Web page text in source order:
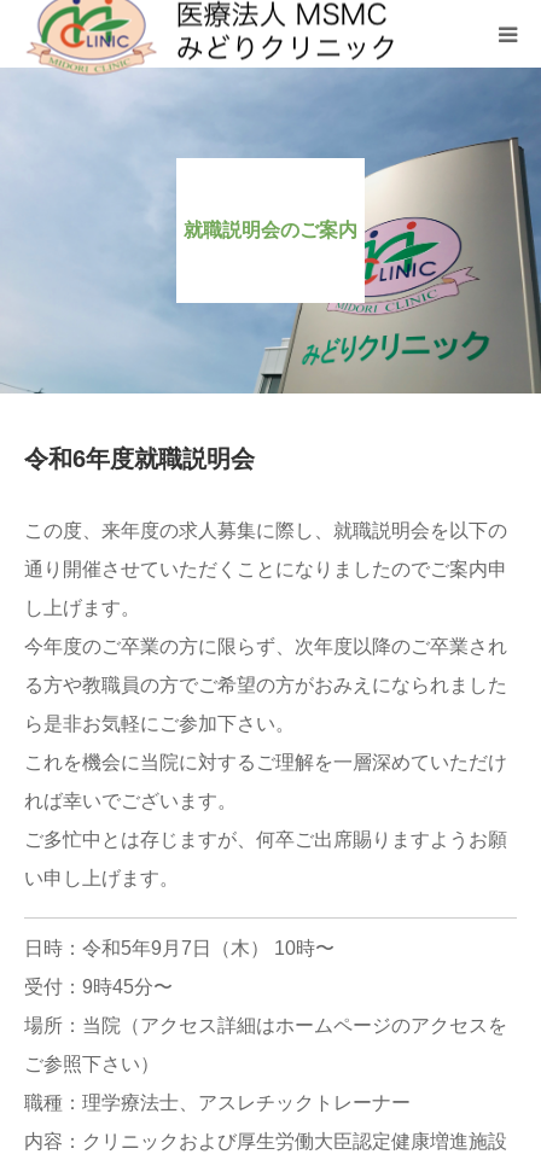
就職説明会のご案内
令和6年度就職説明会
この度、来年度の求人募集に際し、就職説明会を以下の
通り開催させていただくことになりましたのでご案内申
し上げます。
今年度のご卒業の方に限らず、次年度以降のご卒業され
る方や教職員の方でご希望の方がおみえになられました
ら是非お気軽にご参加下さい。
これを機会に当院に対するご理解を一層深めていただけ
れば幸いでございます。
ご多忙中とは存じますが、何卒ご出席賜りますようお願
い申し上げます。
日時：令和5年9月7日（木） 10時〜
受付：9時45分〜
場所：当院（アクセス詳細はホームページのアクセスを
ご参照下さい）
職種：理学療法士、アスレチックトレーナー
内容：クリニックおよび厚生労働大臣認定健康増進施設
メディカルフィットネス SHL